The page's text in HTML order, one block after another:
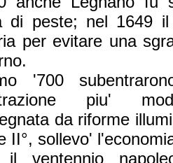
di peste; nel 1649
per evitare una
'700
piu'
da riforme
II°, sollevo'
il ventennio